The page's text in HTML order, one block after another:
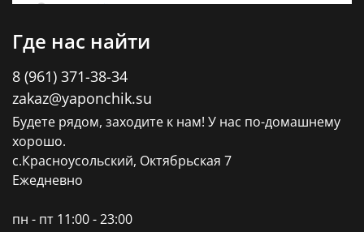
Где нас найти
8 (961) 371-38-34
zakaz@yaponchik.su
Будете рядом, заходите к нам! У нас по-домашнему
хорошо.
с.Красноусольский, Октябрьская 7
Ежедневно
пн - пт 11:00 - 23:00